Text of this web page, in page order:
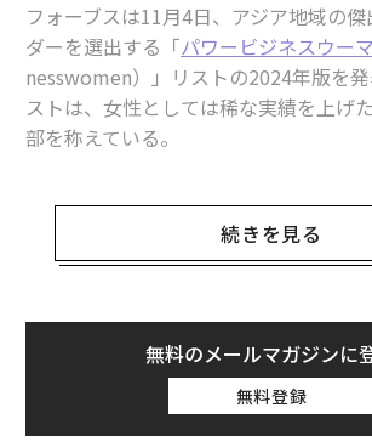
フォーブスは11月4日、アジア地域の
ダーを選出する「パワービジネスウー
nesswomen）」リストの2024年版を
ストは、女性としては稀な実績を上げ
部を称えている。
「今年のリストは、業界の課題や不確
導く20人にスポットライトを当ててい
は、不動産や金融、電気自動車（EV）
る」と担当編集者のラナ・ウェフビー
今年のメンバーには、困難に正面から
続きを見る
無料のメールマガジンに
無料登録